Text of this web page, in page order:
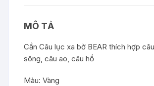
MÔ TẢ
Cần Câu lục xa bờ BEAR thích hợp
sông, câu ao, câu hồ
Màu: Vàng